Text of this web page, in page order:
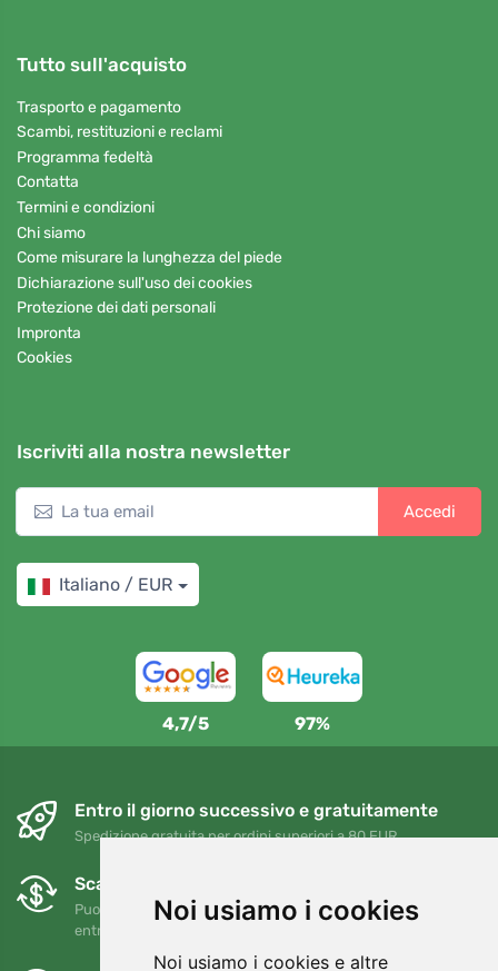
Noi usiamo i cookies
Noi usiamo i cookies e altre
Tutto sull'acquisto
Trasporto e pagamento
Scambi, restituzioni e reclami
Programma fedeltà
Contatta
Termini e condizioni
Chi siamo
Come misurare la lunghezza del piede
Dichiarazione sull'uso dei cookies
Protezione dei dati personali
Impronta
Cookies
Iscriviti alla nostra newsletter
Accedi
Italiano / EUR
4,7/5 97%
Entro il giorno successivo e gratuitamente
Spedizione gratuita per ordini superiori a 80 EUR
Scambi e resi gratuiti
Puoi restituire o cambiare il tuo ordine in qualsiasi momento
entro 90 giorni